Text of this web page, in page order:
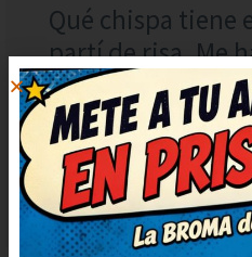
Qué chispa tiene
partí de risa. Me
ánimo para bien,
gusto, humor
gracia. Me ha
por completo,